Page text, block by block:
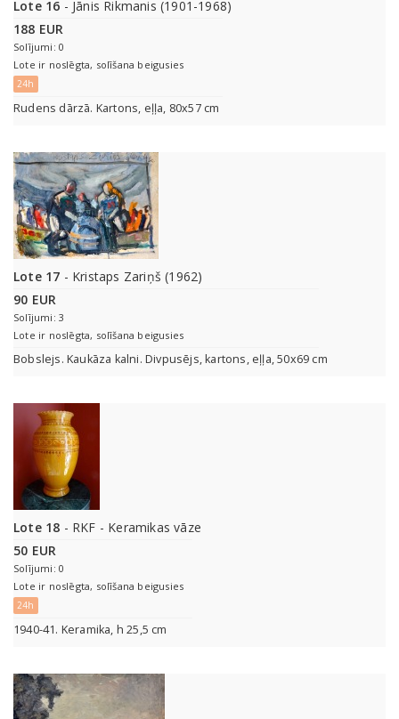
Lote 16 - Jānis Rikmanis (1901-1968)
188 EUR
Solījumi: 0
Lote ir noslēgta, solīšana beigusies
24h
Rudens dārzā. Kartons, eļļa, 80x57 cm
Lote 17 - Kristaps Zariņš (1962)
90 EUR
Solījumi: 3
Lote ir noslēgta, solīšana beigusies
Bobslejs. Kaukāza kalni. Divpusējs, kartons, eļļa, 50x69 cm
Lote 18 - RKF - Keramikas vāze
50 EUR
Solījumi: 0
Lote ir noslēgta, solīšana beigusies
24h
1940-41. Keramika, h 25,5 cm